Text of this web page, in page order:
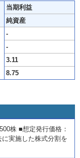
当期利益
純資産
-
-
3.11
8.75
株 ■想定発行価格：
実施した株式分割を